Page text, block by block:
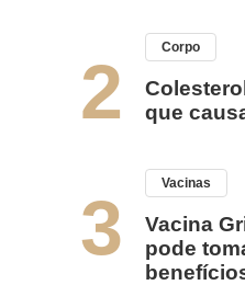
2
Corpo
que
3
Vacinas
Vacina
pode